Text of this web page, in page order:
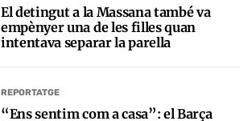
El detingut a la Massana també va
empènyer una de les filles quan
intentava separar la parella
REPORTATGE
“Ens sentim com a casa”: el Barça